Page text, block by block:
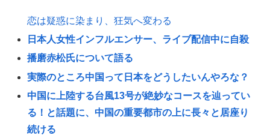
恋は疑惑に染まり、狂気へ変わる
日本人女性インフルエンサー、ライブ配信中に自殺
播磨赤松氏について語る
実際のところ中国って日本をどうしたいんやろな？
中国に上陸する台風13号が絶妙なコースを辿ってい
る！と話題に、中国の重要都市の上に長々と居座り
続ける